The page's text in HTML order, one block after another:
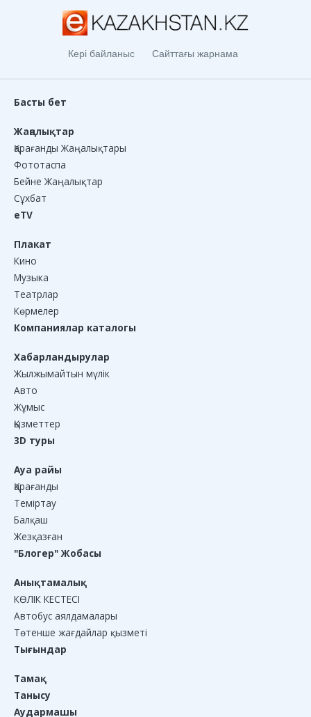
Кері байланыс Сайттағы жарнама
Басты бет
Жаңалықтар
Қарағанды Жаңалықтары
Фототаспа
Бейне Жаңалықтар
Сұхбат
eTV
Плакат
Кино
Музыка
Театрлар
Көрмелер
Компаниялар каталогы
Хабарландырулар
Жылжымайтын мүлік
Авто
Жұмыс
Қызметтер
3D туры
Ауа райы
Қарағанды
Теміртау
Балқаш
Жезқазған
"Блогер" Жобасы
Анықтамалық
КӨЛІК КЕСТЕСІ
Автобус аялдамалары
Төтенше жағдайлар қызметі
Тығындар
Тамақ
Танысу
Аудармашы